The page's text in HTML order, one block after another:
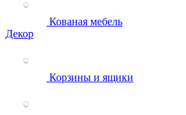
Кованая мебель
Декор
Корзины и ящики